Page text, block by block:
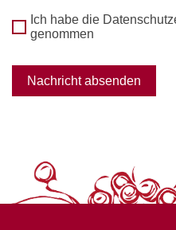
Ich habe die
genommen
Nachricht absenden